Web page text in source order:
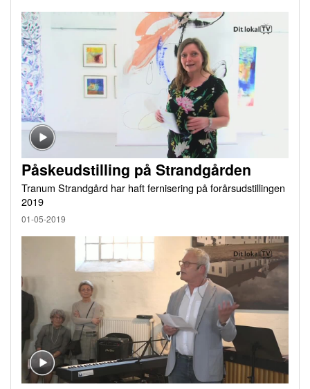
Påskeudstilling på Strandgården
Tranum Strandgård har haft fernisering på forårsudstillingen
2019
01-05-2019